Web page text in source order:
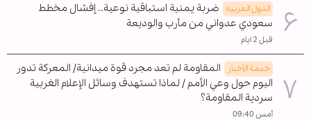
الدول العربیه ضربة يمنية استباقية نوعية.. إفشال مخطط
سعودي عدواني من مأرب والوديعة
قبل 2 ايام
خدمة الأخبار
المقاومة لم تعد مجرد قوة ميدانية/ المعركة تدور
اليوم حول وعي الأمم / لماذا تستهدف وسائل الإعلام الغربية
سردية المقاومة؟
أمس 09:40